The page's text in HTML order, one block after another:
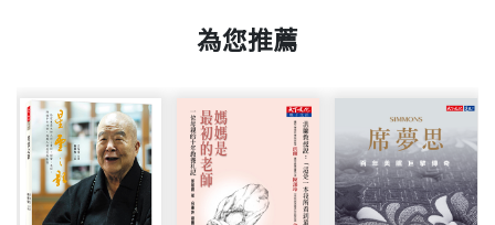
附錄 實際執行免疫細胞療法，還必須知道什麼？
附錄一 免疫細胞之治療
附錄二 免疫細胞之儲存
療的方法也相當多元，如：可以用藥去影響免疫系
統，或是把免疫細胞從身體拿出來增殖再送回去，抑
或把免疫細胞拿出來先認識敵人，再將它送回身體去
教導其他免疫細胞，知道如何對抗癌症。甚至是把免
疫細胞拿出來進行基因改造，專門對抗特殊的癌症，
一送回身體就能立刻開始殺敵。
重量
為您推薦